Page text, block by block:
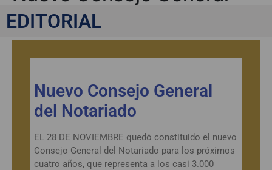
del Notariado
EDITORIAL
Nuevo Consejo General
del Notariado
EL 28 DE NOVIEMBRE quedó constituido el nuevo
Consejo General del Notariado para los próximos
cuatro años, que representa a los casi 3.000